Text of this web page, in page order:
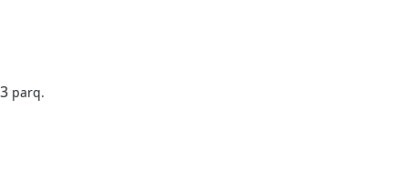
3 parq.